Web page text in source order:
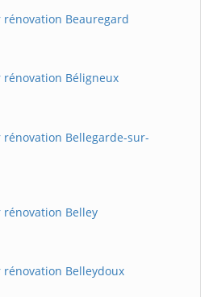
Beauregard
Béligneux
Bellegarde-sur-
Belley
Belleydoux